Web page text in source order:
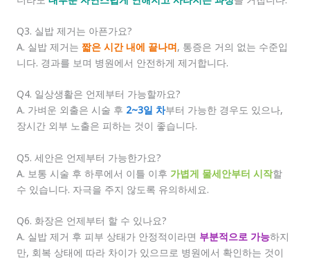
Q3. 실밥 제거는 아픈가요?
A. 실밥 제거는 짧은 시간 내에 끝나며, 통증은 거의 없는 수준입
니다. 경과를 보며 병원에서 안전하게 제거합니다.
Q4. 일상생활은 언제부터 가능할까요?
A. 가벼운 외출은 시술 후 2~3일 차부터 가능한 경우도 있으나,
장시간 외부 노출은 피하는 것이 좋습니다.
Q5. 세안은 언제부터 가능한가요?
A. 보통 시술 후 하루에서 이틀 이후 가볍게 물세안부터 시작할
수 있습니다. 자극을 주지 않도록 유의하세요.
Q6. 화장은 언제부터 할 수 있나요?
A. 실밥 제거 후 피부 상태가 안정적이라면 부분적으로 가능하지
만, 회복 상태에 따라 차이가 있으므로 병원에서 확인하는 것이